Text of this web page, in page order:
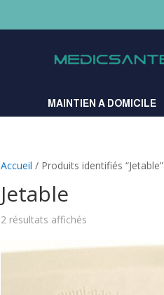
MAINTIEN A DOMICILE
Accueil / Produits identifiés “Jetable”
Jetable
2 résultats affichés
popularité